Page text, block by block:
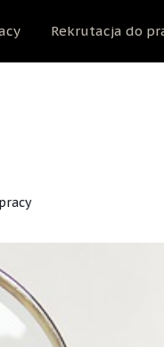
Rekrutacja do